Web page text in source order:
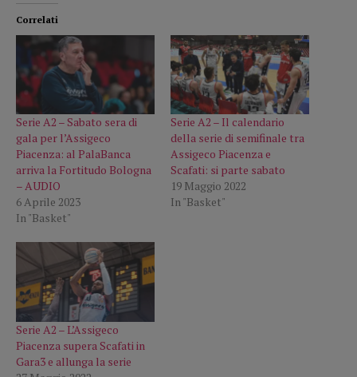
Correlati
Serie A2 – Sabato sera di
gala per l’Assigeco
Piacenza: al PalaBanca
arriva la Fortitudo Bologna
– AUDIO
6 Aprile 2023
In "Basket"
Serie A2 – Il calendario
della serie di semifinale tra
Assigeco Piacenza e
Scafati: si parte sabato
19 Maggio 2022
In "Basket"
Serie A2 – L’Assigeco
Piacenza supera Scafati in
Gara3 e allunga la serie